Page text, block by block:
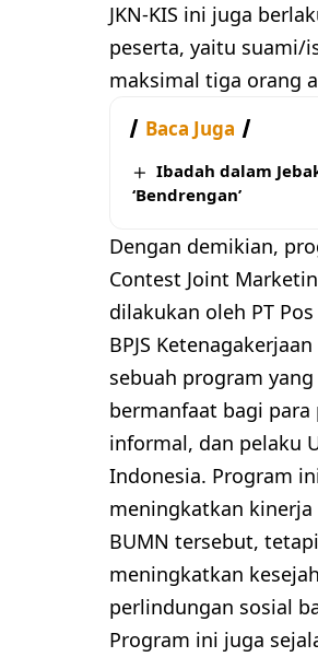
JKN-KIS ini juga
peserta, yaitu suami/
maksimal tiga orang
Baca Juga
Ibadah dalam
‘Bendrengan’
Dengan demikian,
Contest Joint
dilakukan oleh PT
BPJS
sebuah program
bermanfaat bagi
informal, dan pelaku
Indonesia. Program
meningkatkan kinerja
BUMN tersebut,
meningkatkan
perlindungan sosial
Program ini juga